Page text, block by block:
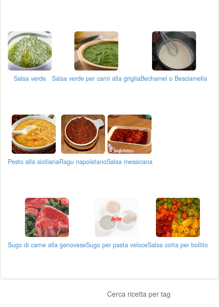
Salsa verde Salsa verde per carni alla grigliaBechamel o Besciamella
Pesto alla sicilianaRagu napoletanoSalsa messicana
Sugo di carne alla genoveseSugo per pasta veloceSalsa cotta per bollito
Cerca ricetta per tag